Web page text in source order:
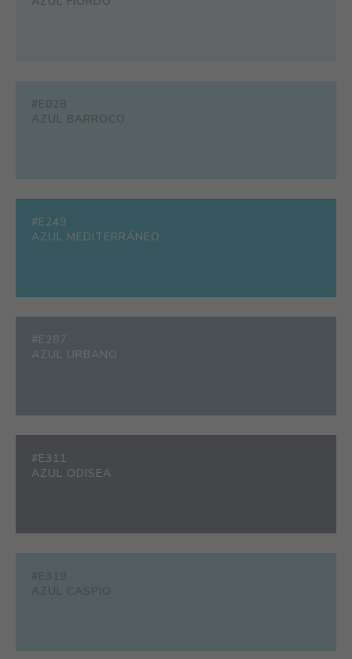
#E028
AZUL BARROCO
#E249
AZUL MEDITERRÁNEO
#E287
AZUL URBANO
#E311
AZUL ODISEA
#E319
AZUL CASPIO